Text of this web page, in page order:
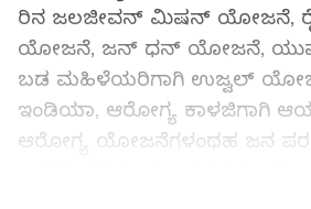
ರಿನ ಜಲಜೀವನ್ ಮಿಷನ್ ಯೋಜನೆ,
ಯೋಜನೆ, ಜನ್ ಧನ್ ಯೋಜನೆ,
ಬಡ ಮಹಿಳೆಯರಿಗಾಗಿ ಉಜ್ವಲ್
ಇಂಡಿಯಾ, ಆರೋಗ್ಯ ಕಾಳಜಿಗಾಗಿ
ಆರೋಗ್ಯ ಯೋಜನೆಗಳಂಥಹ ಜನ ಪರ